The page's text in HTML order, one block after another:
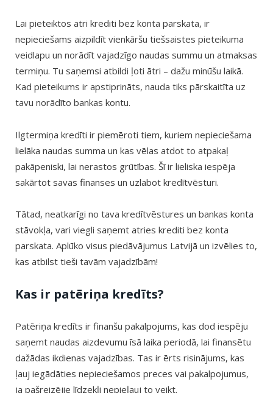
Lai pieteiktos atri krediti bez konta parskata, ir
nepieciešams aizpildīt vienkāršu tiešsaistes pieteikuma
veidlapu un norādīt vajadzīgo naudas summu un atmaksas
termiņu. Tu saņemsi atbildi ļoti ātri – dažu minūšu laikā.
Kad pieteikums ir apstiprināts, nauda tiks pārskaitīta uz
tavu norādīto bankas kontu.
Ilgtermiņa kredīti ir piemēroti tiem, kuriem nepieciešama
lielāka naudas summa un kas vēlas atdot to atpakaļ
pakāpeniski, lai nerastos grūtības. Šī ir lieliska iespēja
sakārtot savas finanses un uzlabot kredītvēsturi.
Tātad, neatkarīgi no tava kredītvēstures un bankas konta
stāvokļa, vari viegli saņemt atries krediti bez konta
parskata. Aplūko visus piedāvājumus Latvijā un izvēlies to,
kas atbilst tieši tavām vajadzībām!
Kas ir patēriņa kredīts?
Patēriņa kredīts ir finanšu pakalpojums, kas dod iespēju
saņemt naudas aizdevumu īsā laika periodā, lai finansētu
dažādas ikdienas vajadzības. Tas ir ērts risinājums, kas
ļauj iegādāties nepieciešamos preces vai pakalpojumus,
ja pašreizējie līdzekļi nepieļauj to veikt.